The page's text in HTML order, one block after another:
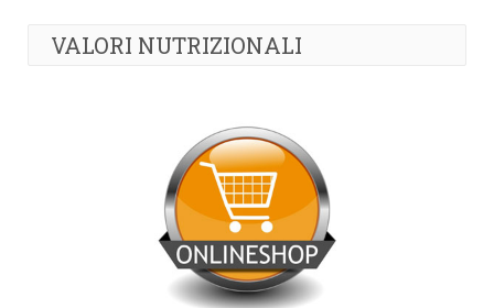
VALORI NUTRIZIONALI
: 47,9gr di cui zuccheri 1,3gr
: 2,5gr di cui saturi 0,9gr
: 3,1gr
: 0,1gr